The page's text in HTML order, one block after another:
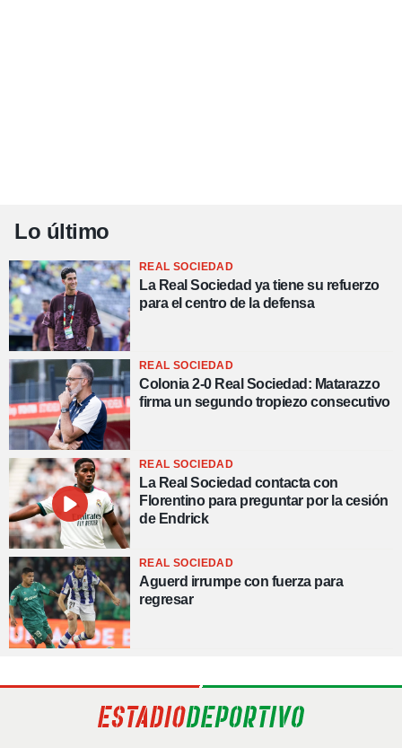
Lo último
REAL SOCIEDAD
La Real Sociedad ya tiene su refuerzo
para el centro de la defensa
REAL SOCIEDAD
Colonia 2-0 Real Sociedad: Matarazzo
firma un segundo tropiezo consecutivo
REAL SOCIEDAD
La Real Sociedad contacta con
Florentino para preguntar por la cesión
de Endrick
REAL SOCIEDAD
Aguerd irrumpe con fuerza para
regresar